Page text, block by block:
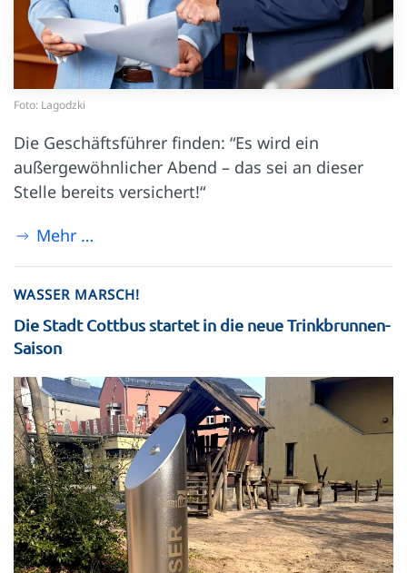
Foto: Lagodzki
Die Geschäftsführer finden: “Es wird ein
außergewöhnlicher Abend – das sei an dieser
Stelle bereits versichert!“
Mehr …
WASSER MARSCH!
Die Stadt Cottbus startet in die neue Trinkbrunnen-
Saison